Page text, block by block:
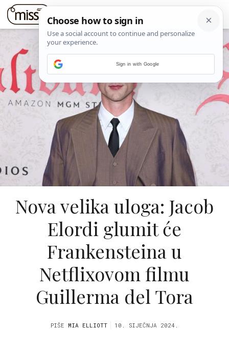
Nova velika uloga: Jacob
Elordi glumit će
Frankensteina u
Netflixovom filmu
Guillerma del Tora
PIŠE MIA ELLIOTT 10. SIJEČNJA 2024.
Sign in with Google